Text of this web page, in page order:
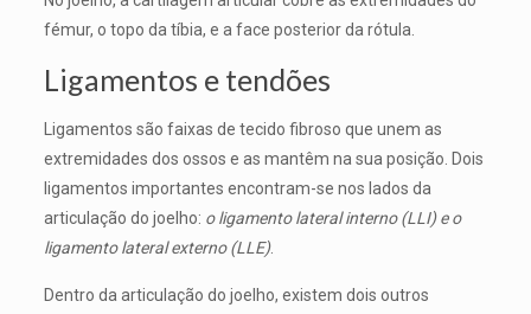
fémur, o topo da tíbia, e a face posterior da rótula.
Ligamentos e tendões
Ligamentos são faixas de tecido fibroso que unem as
extremidades dos ossos e as mantêm na sua posição. Dois
ligamentos importantes encontram-se nos lados da
articulação do joelho: o ligamento lateral interno (LLI) e o
ligamento lateral externo (LLE).
Dentro da articulação do joelho, existem dois outros